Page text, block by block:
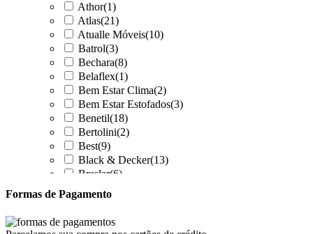
Athor(1)
Atlas(21)
Atualle Móveis(10)
Batrol(3)
Bechara(8)
Belaflex(1)
Bem Estar Clima(2)
Bem Estar Estofados(3)
Benetil(18)
Bertolini(2)
Best(9)
Black & Decker(13)
Braslar(6)
Britânia
Cairu(7)
Formas de Pagamento